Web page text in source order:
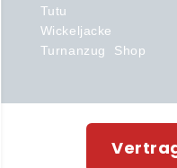
Tutu
Wickeljacke
Turnanzug Shop